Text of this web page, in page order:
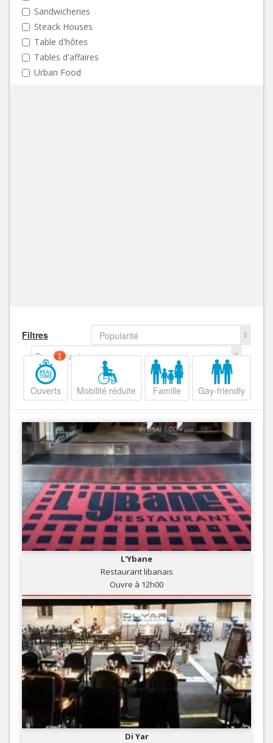
Sandwicheries
Steack Houses
Table d'hôtes
Tables d'affaires
Urban Food
Filtres
Popularité
Decroissant
Ouverts
1
Mobilité réduite Famille Gay-friendly
L'Ybane
Restaurant libanais
Ouvre à 12h00
Di Yar